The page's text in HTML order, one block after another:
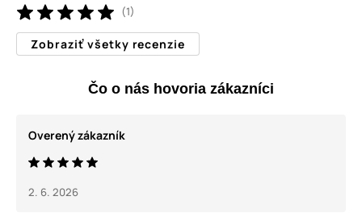
(1)
Zobraziť všetky recenzie
Čo o nás hovoria zákazníci
Overený zákazník
2. 6. 2026